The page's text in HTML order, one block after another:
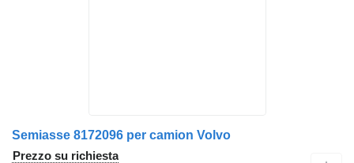
Semiasse 8172096 per camion Volvo
Prezzo su richiesta